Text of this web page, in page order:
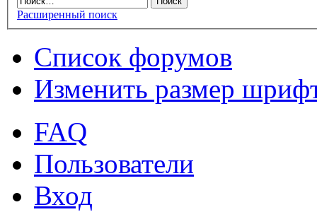
Расширенный поиск
Список форумов
Изменить размер
FAQ
Пользователи
Вход